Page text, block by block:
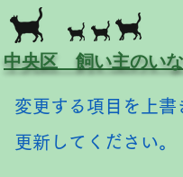
中央区 飼い主のい
変更する項目を上書
更新してください。